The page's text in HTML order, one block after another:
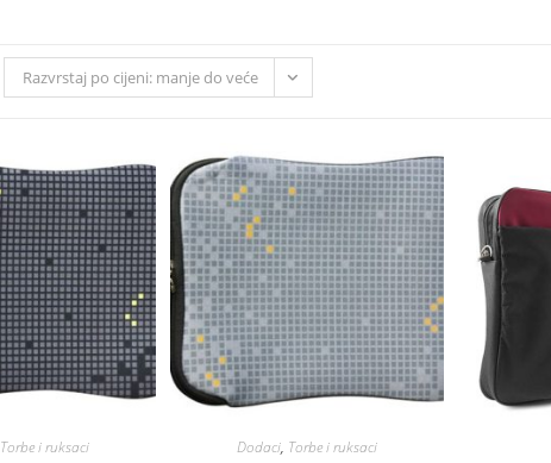
Razvrstaj po cijeni: manje do veće
Torbe i ruksaci Dodaci, Torbe i ruksaci